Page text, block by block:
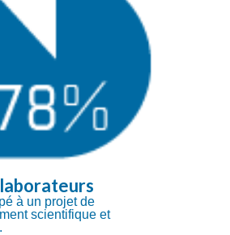
à un projet de
scientifique et